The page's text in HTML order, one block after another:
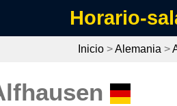
Horario-
Inicio >Alemania >